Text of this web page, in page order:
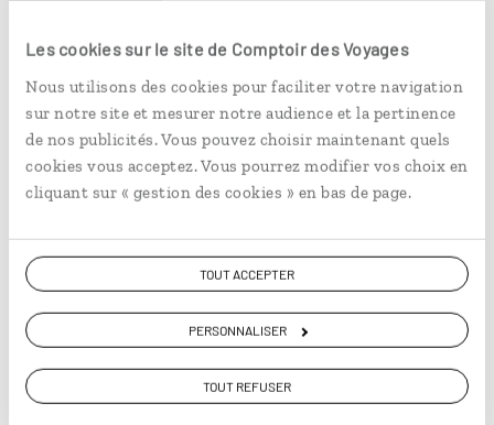
Les cookies sur le site de Comptoir des Voyages
Nous utilisons des cookies pour faciliter votre navigation
sur notre site et mesurer notre audience et la pertinence
de nos publicités. Vous pouvez choisir maintenant quels
cookies vous acceptez. Vous pourrez modifier vos choix en
cliquant sur « gestion des cookies » en bas de page.
TOUT ACCEPTER
PERSONNALISER
TOUT REFUSER
Croisière de glace en
Terre de Feu
Croisière Chili et Argentine en Terre de Feu, en
passant par le cap Horn.
à partir de 6550€